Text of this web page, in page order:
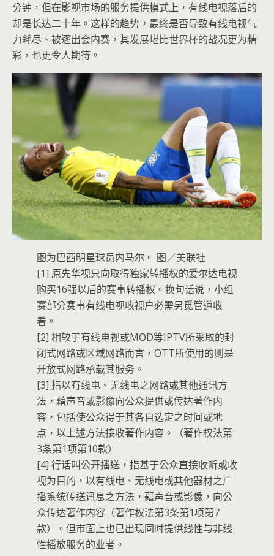
分钟，但在影视市场的服务提供模式上，有线电视落后的
却是长达二十年。这样的趋势，最终是否导致有线电视气
力耗尽、被逐出会内赛，其发展堪比世界杯的战况更为精
彩，也更令人期待。
图为巴西明星球员内马尔。 图／美联社
[1] 原先华视只向取得独家转播权的爱尔达电视
购买16强以后的赛事转播权。换句话说，小组
赛部分赛事有线电视收视户必需另觅管道收
看。
[2] 相较于有线电视或MOD等IPTV所采取的封
闭式网路或区域网路而言，OTT所使用的则是
开放式网路承载其服务。
[3] 指以有线电、无线电之网路或其他通讯方
法，藉声音或影像向公众提供或传达著作内
容，包括使公众得于其各自选定之时间或地
点，以上述方法接收著作内容。（著作权法第
3条第1项第10款）
[4] 行话叫公开播送，指基于公众直接收听或收
视为目的，以有线电、无线电或其他器材之广
播系统传送讯息之方法，藉声音或影像，向公
众传达著作内容（著作权法第3条第1项第7
款）。但市面上也已出现同时提供线性与非线
性播放服务的业者。